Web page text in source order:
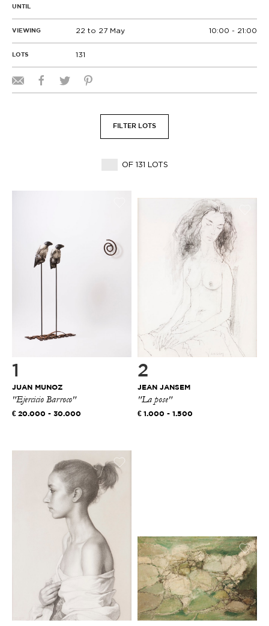
UNTIL
VIEWING 22 to 27 May 10:00 - 21:00
LOTS 131
FILTER LOTS
OF 131 LOTS
1
JUAN MUNOZ
"Ejercicio Barroco"
20.000 - 30.000
2
JEAN JANSEM
"La pose"
1.000 - 1.500